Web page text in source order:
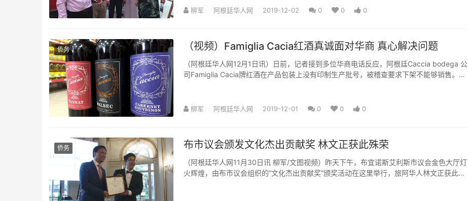
柳军 阿根廷华人网 2019-12-02 0 0 0
侨务 （视频）Famiglia Cacia红酒真诚面对华商 真心解决问题
（阿根廷华人网12月1日讯）日前，记者接到多位华商电话反应，阿根廷Caccia bodega 公
司Famiglia Cacia牌红酒在产品包装上没有印制生产批号，被稽查要求下架不能够销售。为
柳军 阿根廷华人网 2019-12-01 0 0 0
侨务 布市议会颁发文化杰出贡献奖 林文正获此殊荣
（阿根廷华人网11月30日讯 柳军/文图视频）昨天下午，布宜诺斯艾利斯市议会金色大厅灯
火辉煌，由布市议会组织的“文化杰出贡献奖”颁奖活动在这里举行，旅阿华人林文正获此殊